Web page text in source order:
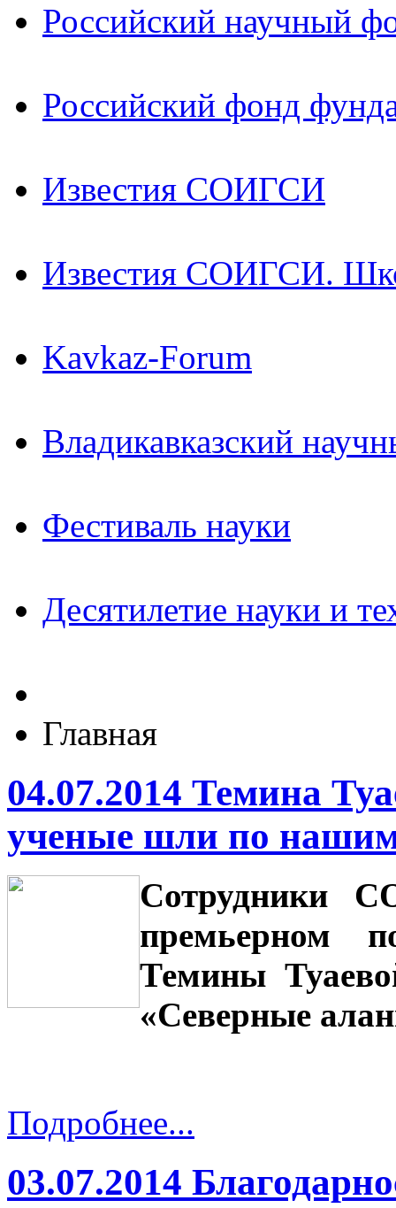
Российский научный
Российский фонд
Известия СОИГСИ
Известия СОИГСИ.
Kavkaz-Forum
Владикавказский
Фестиваль науки
Десятилетие науки и
Главная
04.07.2014 Темина
ученые шли по
Сотрудники
премьерном
Темины
«Северные
Подробнее...
03.07.2014